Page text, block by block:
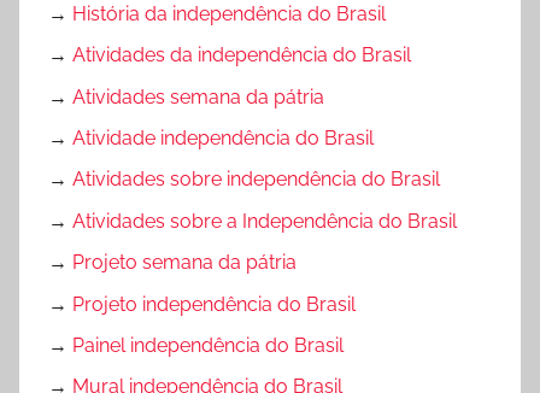
→ História da independência do Brasil
→ Atividades da independência do Brasil
→ Atividades semana da pátria
→ Atividade independência do Brasil
→ Atividades sobre independência do Brasil
→ Atividades sobre a Independência do Brasil
→ Projeto semana da pátria
→ Projeto independência do Brasil
→ Painel independência do Brasil
→ Mural independência do Brasil